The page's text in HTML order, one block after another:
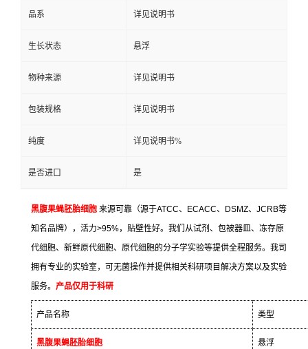
品系 详见说明书
生长状态 悬浮
物种来源 详见说明书
包装规格 详见说明书
纯度 详见说明书%
是否进口 是
黑腹果蝇胚胎细胞 来源可靠（源于ATCC、 ECACC、 DSMZ、 JCRB等
知名品牌），活力>95%，贴壁性好。我们从试剂、包被器皿、冻存原
代细胞、新鲜原代细胞、原代细胞的分子学实验等提供全程服务。我司
拥有专业的实验室，可无菌操作并提供相关科研项目解决方案以及实验
服务。 产品仅用于科研
产品名称 类型
黑腹果蝇胚胎细胞 悬浮